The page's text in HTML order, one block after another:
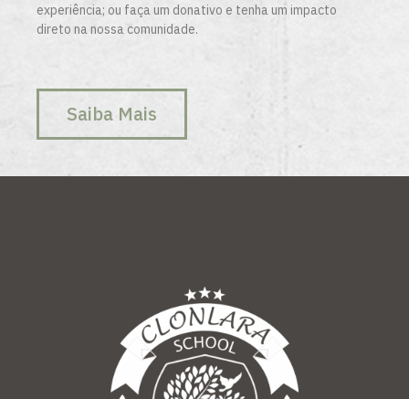
experiência; ou faça um donativo e tenha um impacto
direto na nossa comunidade.
Saiba Mais